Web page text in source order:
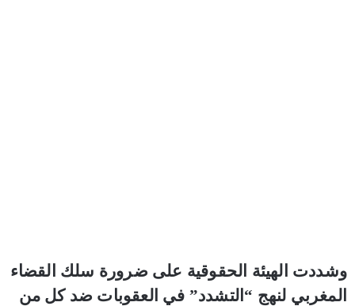
وشددت الهيئة الحقوقية على ضرورة سلك القضاء
المغربي لنهج “التشدد” في العقوبات ضد كل من